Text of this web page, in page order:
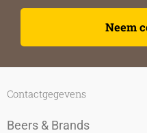
Neem
Contactgegevens
Beers & Brands